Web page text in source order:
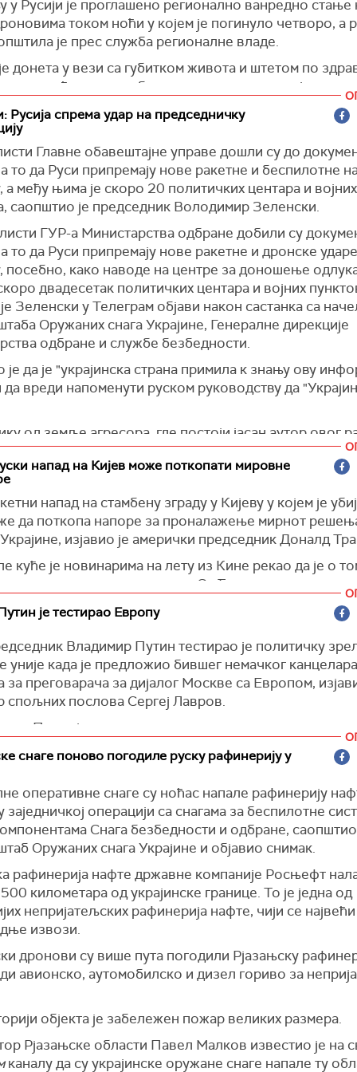
некога ко бар мало познаје руску душу. Не можете
и рећи: 'Иди преговарај о миру између Русије и
ништа не знате о тој земљи", сматра Фицо.
у Европи Фицо је поручио да морају да воде
са Путином, а не да Фица питају "у тоалету о
са Путином".
медија да украјински председник Володимир
недозвољене супстанце, Фицо је рекао да
и ватре".
да, ако се нешто објављује изнова и изнова, онда
где има дима има и ватре. Не видим разлог зашто
и говори о ономе што је већ у
истакао је словачки премијер.
је некадашња портпаролка Зеленског у интервјуу
новинаром Такером Карлсоном рекла алудирала
употребљава недозвољене супстанце.
руског Министарства спољних послова Марија
да се "они који су радили са Зеленским у шоу-бизнису
сећају његове зависности од илегалних
у Русији је проглашено регионално ванредно стање
током ноћи у којем је погинуло четворо, а
је прес служба регионалне владе.
донета у вези са губитком живота и штетом по
оштећењем стамбених и других просторија као
ваздушних удара 15. маја 2026. године", наводи се у
Русија спрема удар на председничку
Главне обавештајне управе дошли су до
то да Руси припремају нове ракетне и беспилотне
а међу њима је скоро 20 политичких центара и војних
саопштио је председник Володимир Зеленски.
ГУР-а Министарства одбране добили су
то да Руси припремају нове ракетне и дронске
посебно, како наводе на центре за доношење
двадесетак политичких центара и војних
Зеленски у Телеграм објави након састанка са
Оружаних снага Украјине, Генералне дирекције
одбране и службе безбедности.
је да је "украјинска страна примила к знању ову
да вреди напоменути руском руководству да
од земље агресора, где постоји јасан аутор овог
окружење које обезбеђује његову
извор заштите Украјине је спремност
своју независност и сопствену независну државу",
је да Украјинци "заслужују свој суверенитет" баш као
као и да народ "не може бити поражен".
да оконча свој рат и преговара о пристојном
друго чиме ће да застраши Украјину", нагласио је
објаву на друштвеним мрежама приложени
снимци, очигледно добијени обавештајним
Они приказују координате и податке о
укључујући "администрацију председника Украјине",
резиденцију (државну дачу) и подземне
је нагласио да украјински народ не може бити
да оконча свој рат и да преговара о пристојном
начина да застраши Украјину. Хвала свима који
шеф државе.
Украјинска правда)
напад на Кијев може поткопати мировне
напад на стамбену зграду у Кијеву у којем је
да поткопа напоре за проналажење мирнот
изјавио је амерички председник Доналд
куће је новинарима на лету из Кине рекао да је о
с кинеским предсдеником Си Ђинпингом и да су се
су синоћ претрпели велики ударац. Дакле, доћи
али то је штета", рекао Трамп.
je тестираo Европу
Владимир Путин тестирао је политичку
уније када је предложио бившег немачког
преговарача за дијалог Москве са Европом,
спољних послова Сергеј Лавров.
Путин је тестирао политичку зрелост и
рекао бих, када је, као одговор на питање 9. маја
за новинаре, рекао да бивши немачки
Европљане у преговорима са Русијом", рекао је
је да је, након изјаве руског председника, у Европи
али да неке земље попут Немачке нису одбациле ту
која је уследила након одговора нашег председника
забавна", додао је Лавров.
снаге поново погодиле руску рафинерију у
оперативне снаге су ноћас напале рафинерију
заједничкој операцији са снагама за беспилотне
Снага безбедности и одбране, саопштио
Оружаних снага Украјине и објавио снимак.
рафинерија нафте државне компаније Росњефт
километара од украјинске границе. То је једна од
непријатељских рафинерија нафте, чији се
извози.
дронови су више пута погодили Рјазањску
авионско, аутомобилско и дизел гориво за
објекта је забележен пожар великих размера.
Рјазањске области Павел Малков известио је на
каналу да су украјинске оружане снаге напале ту